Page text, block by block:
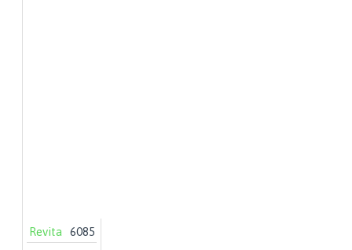
Revita 6085